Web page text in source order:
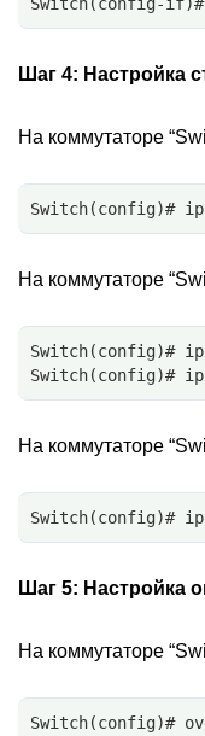
Switch(config-
Шаг 4: Настройка
На коммутаторе
Switch(config)#
На коммутаторе
Switch(config)#
Switch(config)#
На коммутаторе
Switch(config)#
Шаг 5: Настройка
На коммутаторе
Switch(config)#